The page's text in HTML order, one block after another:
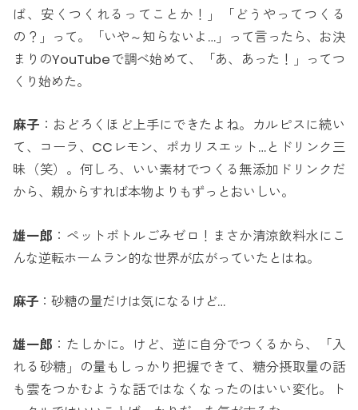
ば、安くつくれるってことか！」「どうやってつくる
の？」って。「いや～知らないよ…」って言ったら、お決
まりのYouTubeで調べ始めて、「あ、あった！」ってつ
くり始めた。
麻子 ：おどろくほど上手にできたよね。カルピスに続い
て、コーラ、CCレモン、ポカリスエット…とドリンク三
昧（笑）。何しろ、いい素材でつくる無添加ドリンクだ
から、親からすれば本物よりもずっとおいしい。
雄一郎 ：ペットボトルごみゼロ！まさか清涼飲料水にこ
んな逆転ホームラン的な世界が広がっていたとはね。
麻子 ：砂糖の量だけは気になるけど…
雄一郎 ：たしかに。けど、逆に自分でつくるから、「入
れる砂糖」の量もしっかり把握できて、糖分摂取量の話
も雲をつかむような話ではなくなったのはいい変化。ト